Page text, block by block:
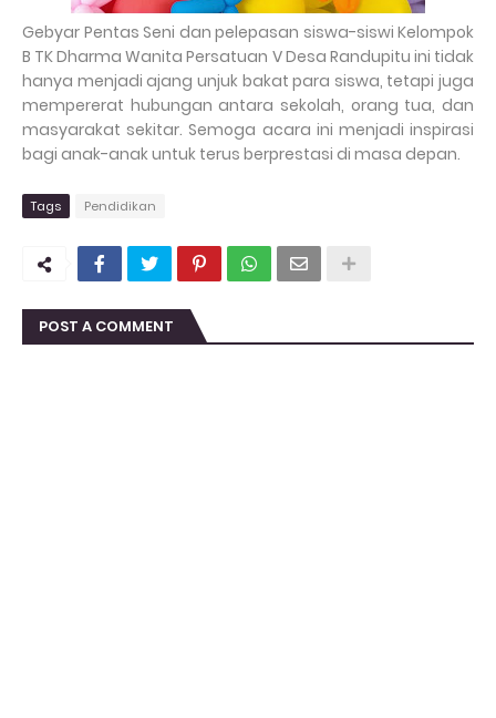
Gebyar Pentas Seni dan pelepasan siswa-siswi Kelompok
B TK Dharma Wanita Persatuan V Desa Randupitu ini tidak
hanya menjadi ajang unjuk bakat para siswa, tetapi juga
mempererat hubungan antara sekolah, orang tua, dan
masyarakat sekitar. Semoga acara ini menjadi inspirasi
bagi anak-anak untuk terus berprestasi di masa depan.
Tags Pendidikan
POST A COMMENT